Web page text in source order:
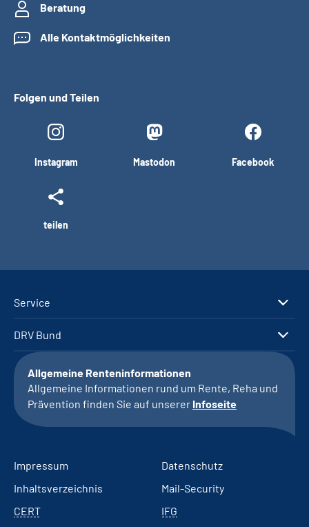
Beratung
Alle Kontaktmöglichkeiten
Folgen und Teilen
Instagram Mastodon Facebook
teilen
Service
DRV Bund
Allgemeine Renteninformationen
Allgemeine Informationen rund um Rente, Reha und
Prävention finden Sie auf unserer Infoseite
Impressum
Datenschutz
Inhaltsverzeichnis
Mail-Security
CERT
IFG